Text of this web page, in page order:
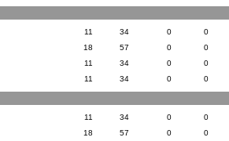
11 34 0 0
18 57 0 0
11 34 0 0
11 34 0 0
11 34 0 0
18 57 0 0